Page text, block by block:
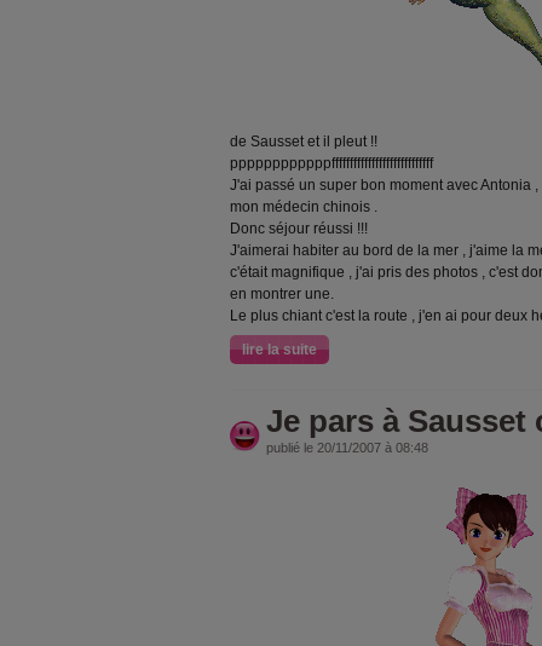
de Sausset et il pleut !!
ppppppppppppffffffffffffffffffffffffffff
J'ai passé un super bon moment avec Antonia
mon médecin chinois .
Donc séjour réussi !!!
J'aimerai habiter au bord de la mer , j'aime la
c'était magnifique , j'ai pris des photos , c'est
en montrer une.
Le plus chiant c'est la route , j'en ai pour deux
lire la suite
Je pars à Sausset
publié le 20/11/2007 à 08:48